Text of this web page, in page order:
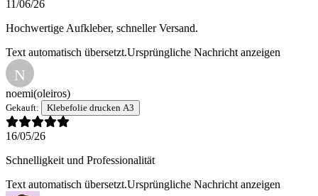
11/06/26
Hochwertige Aufkleber, schneller Versand.
Text automatisch übersetzt.Ursprüngliche Nachricht anzeigen
N
noemi(oleiros)
Gekauft: Klebefolie drucken A3
16/05/26
Schnelligkeit und Professionalität
Text automatisch übersetzt.Ursprüngliche Nachricht anzeigen